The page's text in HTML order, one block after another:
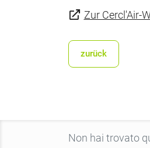
Zur Cercl'Air-
zurück